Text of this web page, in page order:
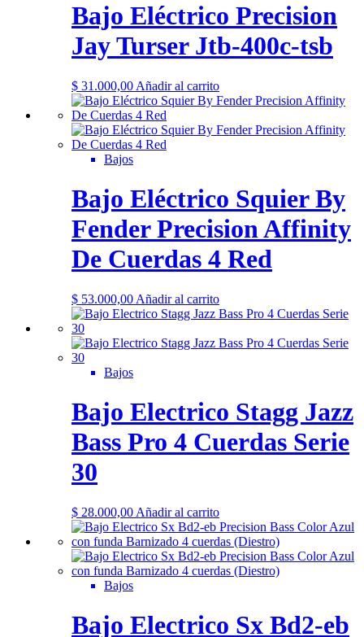
Bajo Eléctrico Precision
Jay Turser Jtb-400c-tsb
$ 31.000,00 Añadir al carrito
Bajos
Bajo Eléctrico Squier By
Fender Precision Affinity
De Cuerdas 4 Red
$ 53.000,00 Añadir al carrito
Bajos
Bajo Electrico Stagg Jazz
Bass Pro 4 Cuerdas Serie
30
$ 28.000,00 Añadir al carrito
Bajos
Bajo Electrico Sx Bd2-eb